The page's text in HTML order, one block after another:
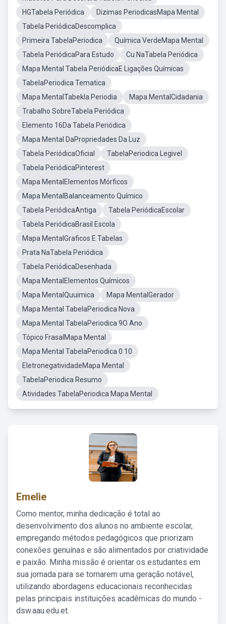
HGTabela Periódica
Dizimas PeriodicasMapa Mental
Tabela PeriódicaDescomplica
Primeira TabelaPeriodica
Química VerdeMapa Mental
Tabela PeriódicaPara Estudo
Cu NaTabela Periódica
Mapa Mental Tabela PeriódicaE Ligações Químicas
TabelaPeriodica Tematica
Mapa MentalTabekla Periodia
Mapa MentalCidadania
Trabalho SobreTabela Periódica
Elemento 16Da Tabela Periódica
Mapa Mental DaPropriedades Da Luz
Tabela PeriódicaOficial
TabelaPeriodica Legivel
Tabela PeriódicaPinterest
Mapa MentalElementos Mórficos
Mapa MentalBalanceamento Químico
Tabela PeriódicaAntiga
Tabela PeriódicaEscolar
Tabela PeriódicaBrasil Escola
Mapa MentalGraficos E Tabelas
Prata NaTabela Periódica
Tabela PeriódicaDesenhada
Mapa MentalElementos Químicos
Mapa MentalQuuimica
Mapa MentalGerador
Mapa Mental TabelaPeriodica Nova
Mapa Mental TabelaPeriodica 9O Ano
Tópico FrasalMapa Mental
Mapa Mental TabelaPeriodica 0 10
EletronegatividadeMapa Mental
TabelaPeriodica Resumo
Atividades TabelaPeriodica Mapa Mental
Emelie
Como mentor, minha dedicação é total ao
desenvolvimento dos alunos no ambiente escolar,
empregando métodos pedagógicos que priorizam
conexões genuínas e são alimentados por criatividade
e paixão. Minha missão é orientar os estudantes em
sua jornada para se tornarem uma geração notável,
utilizando abordagens educacionais reconhecidas
pelas principais instituições acadêmicas do mundo -
dsw.aau.edu.et.